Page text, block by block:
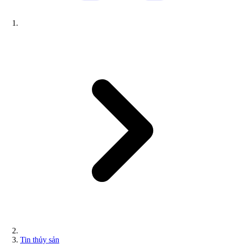
Tin thủy sản